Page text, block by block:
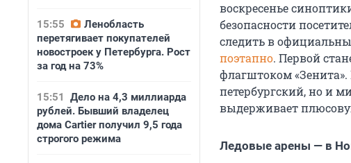
15:55
Ленобласть
перетягивает покупателей
новостроек у Петербурга. Рост
за год на 73%
15:51
Дело на 4,3 миллиарда
рублей. Бывший владелец
дома Cartier получил 9,5 года
строгого режима
воскресенье
безопасности
следить в
поэтапно. Первой
флагштоком
петербургский, но и
выдерживает
Ледовые арены — в